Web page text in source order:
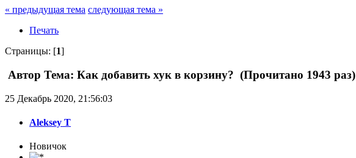
« предыдущая тема следующая тема »
Печать
Страницы: [1]
Автор Тема: Как добавить хук в корзину? (Прочитано 1943 раз)
25 Декабрь 2020, 21:56:03
Aleksey T
Новичок